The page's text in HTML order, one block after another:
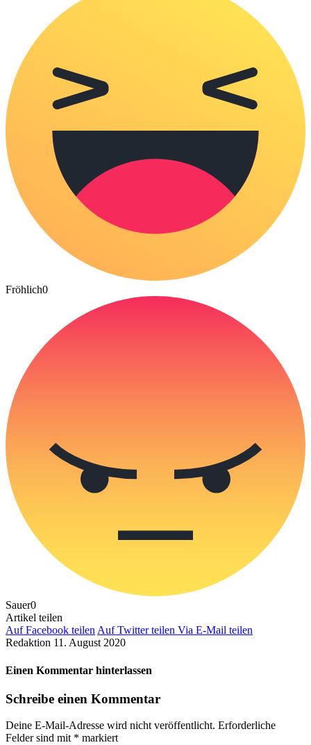
Fröhlich0
Sauer0
Artikel teilen
Auf Facebook teilen Auf Twitter teilen Via E-Mail teilen
Redaktion 11. August 2020
Einen Kommentar hinterlassen
Schreibe einen Kommentar
Deine E-Mail-Adresse wird nicht veröffentlicht. Erforderliche
Felder sind mit * markiert